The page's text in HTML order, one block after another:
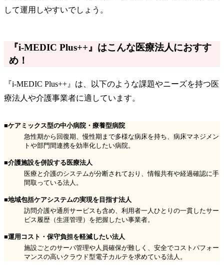
して運用しやすいでしょう。
『i-MEDIC Plus++』はこんな医療法人におすす
め！
『i-MEDIC Plus++』は、以下のような課題やニーズを持つ医
療法人や介護事業者に適しています。
■ケアミックス型の中小病院・療養型病院
急性期から回復期、慢性期まで多様な病床を持ち、病床マネジメン
トや部門間連携を効率化したい病院。
■介護施設を併設する医療法人
医療と介護のシステムが分断されており、情報共有や経過確認に手
間取っている法人。
■地域包括ケアシステムの実現を目指す法人
訪問介護や通所サービスも含め、利用者一人ひとりの一貫したサー
ビス履歴（生涯管理）を把握したい事業者。
■運用コスト・保守負担を軽減したい法人
施設ごとのサーバ管理や人員確保が難しく、安全でコストパフォー
マンスの高いクラウド型電子カルテを求めている法人。